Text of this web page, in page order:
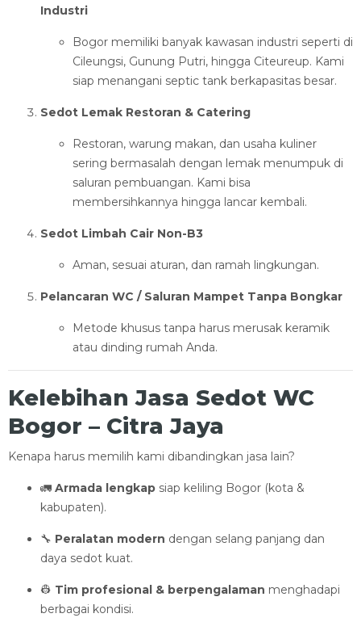
Industri
Bogor memiliki banyak kawasan industri seperti di
Cileungsi, Gunung Putri, hingga Citeureup. Kami
siap menangani septic tank berkapasitas besar.
Sedot Lemak Restoran & Catering
Restoran, warung makan, dan usaha kuliner
sering bermasalah dengan lemak menumpuk di
saluran pembuangan. Kami bisa
membersihkannya hingga lancar kembali.
Sedot Limbah Cair Non-B3
Aman, sesuai aturan, dan ramah lingkungan.
Pelancaran WC / Saluran Mampet Tanpa Bongkar
Metode khusus tanpa harus merusak keramik
atau dinding rumah Anda.
Kelebihan Jasa Sedot WC
Bogor – Citra Jaya
Kenapa harus memilih kami dibandingkan jasa lain?
🚛 Armada lengkap siap keliling Bogor (kota &
kabupaten).
🔧 Peralatan modern dengan selang panjang dan
daya sedot kuat.
👷 Tim profesional & berpengalaman menghadapi
berbagai kondisi.